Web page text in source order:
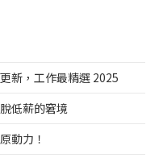
新，工作最精選 2025
低薪的窘境
動力！